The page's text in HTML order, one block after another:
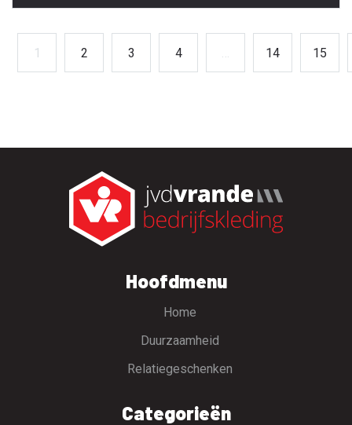
1 2 3 4 14 15
Hoofdmenu
Home
Duurzaamheid
Relatiegeschenken
Categorieën